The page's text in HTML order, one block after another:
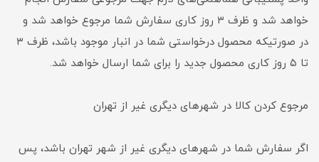
خواهد شد و ظرف ۳ روز کاری سفارش شما مرجوع خواهد شد و
در صورتیکه محصول درخواستی شما در انبار موجود باشد، ظرف ۳
تا ۵ روز کاری محصول جدید را برای شما ارسال خواهد شد.
مرجوع کردن کالا در شهرهای دیگری غیر از تهران
اگر سفارش شما در شهرهای دیگری غیر از شهر تهران باشد، پس